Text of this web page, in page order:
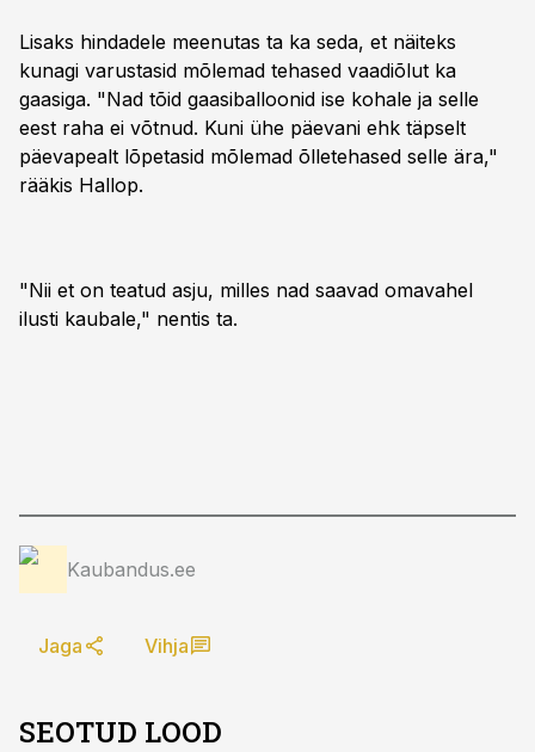
Lisaks hindadele meenutas ta ka seda, et näiteks
kunagi varustasid mõlemad tehased vaadiõlut ka
gaasiga. "Nad tõid gaasiballoonid ise kohale ja selle
eest raha ei võtnud. Kuni ühe päevani ehk täpselt
päevapealt lõpetasid mõlemad õlletehased selle ära,"
rääkis Hallop.
"Nii et on teatud asju, milles nad saavad omavahel
ilusti kaubale," nentis ta.
Kaubandus.ee
Jaga Vihja
SEOTUD LOOD